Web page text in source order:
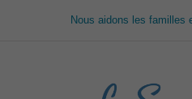
Nous aidons les familles